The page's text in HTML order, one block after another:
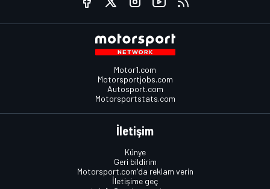
Motor1.com
Motorsportjobs.com
Autosport.com
Motorsportstats.com
İletişim
Künye
Geri bildirim
Motorsport.com'da reklam verin
İletişime geç